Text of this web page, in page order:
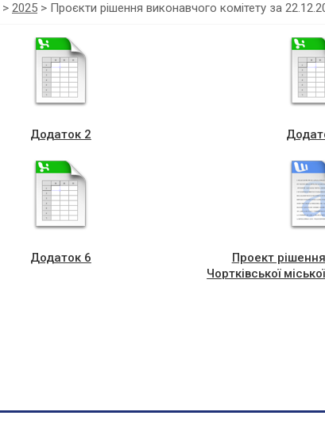
> 2025 > Проєкти рішення виконавчого комітету за
Додаток 2
Додаток 6
Проект
Чортківської